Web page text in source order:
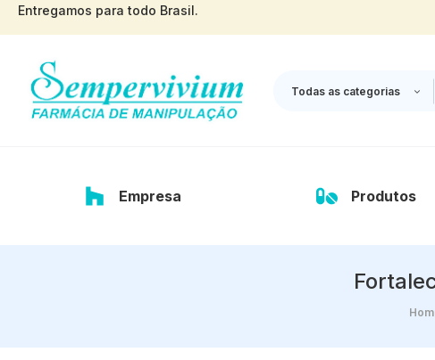
Entregamos para todo Brasil.
Todas as categorias
Empresa Produtos